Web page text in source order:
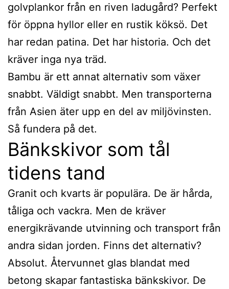
golvplankor från en riven ladugård? Perfekt
för öppna hyllor eller en rustik köksö. Det
har redan patina. Det har historia. Och det
kräver inga nya träd.
Bambu är ett annat alternativ som växer
snabbt. Väldigt snabbt. Men transporterna
från Asien äter upp en del av miljövinsten.
Så fundera på det.
Bänkskivor som tål
tidens tand
Granit och kvarts är populära. De är hårda,
tåliga och vackra. Men de kräver
energikrävande utvinning och transport från
andra sidan jorden. Finns det alternativ?
Absolut. Återvunnet glas blandat med
betong skapar fantastiska bänkskivor. De